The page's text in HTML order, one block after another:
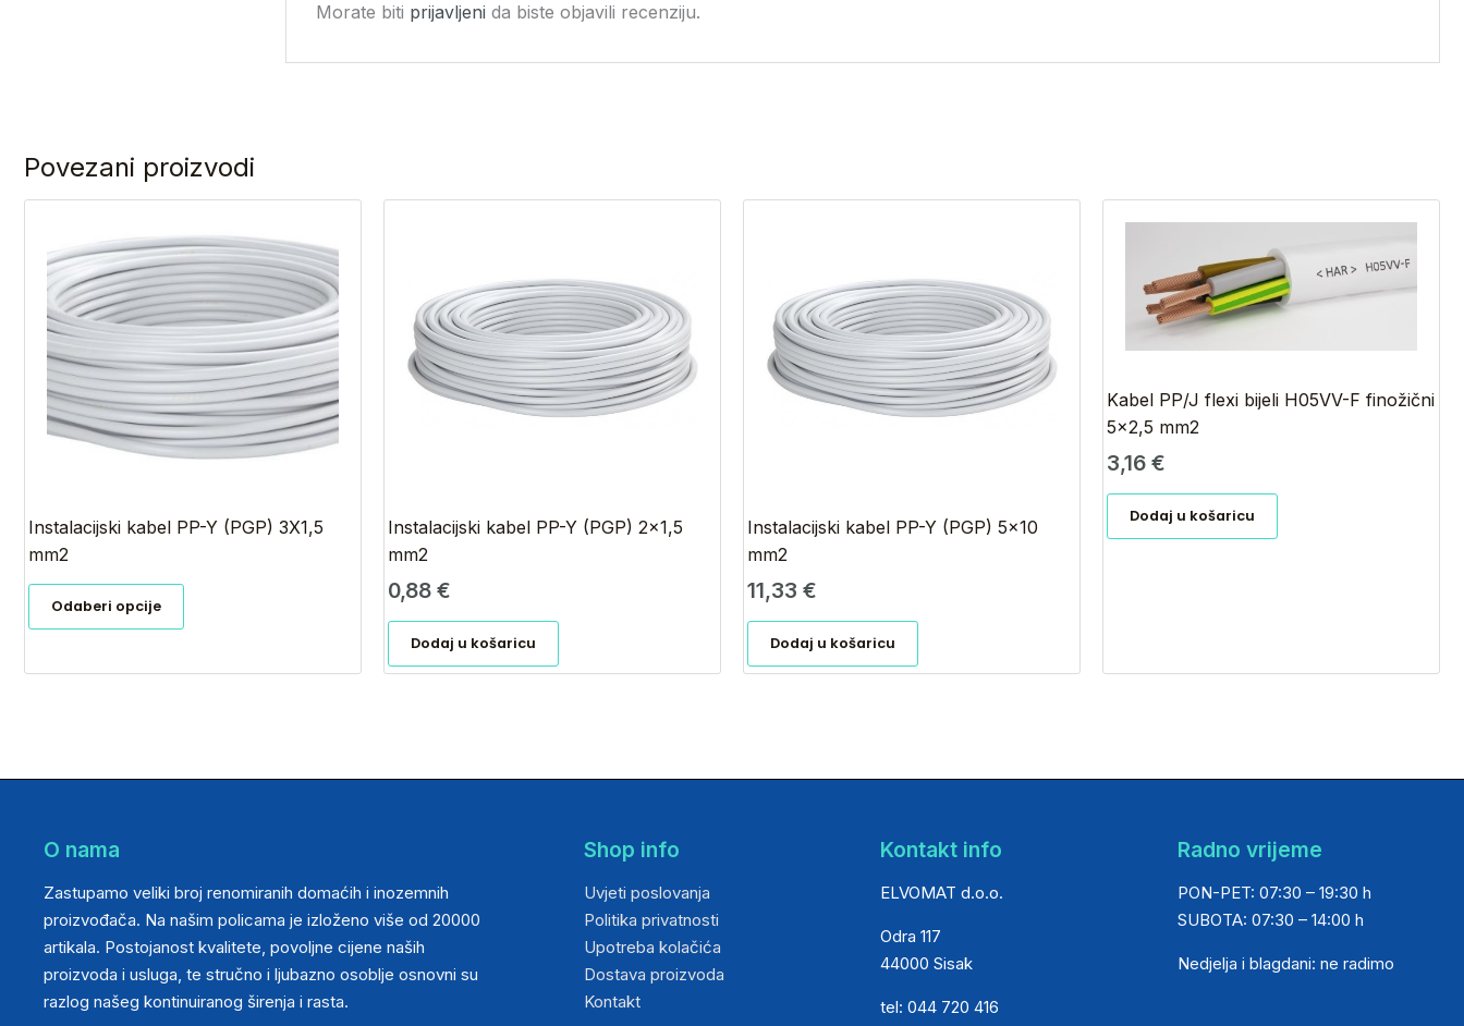
Morate biti prijavljeni da biste objavili recenziju.
Povezani proizvodi
Instalacijski kabel PP-Y (PGP) 3X1,5
mm2
Odaberi opcije
proizvod
ima
više
varijanti.
Opcije
se
mogu
odabrati
na
Instalacijski kabel PP-Y (PGP) 2×1,5
mm2
0,88€
Dodaj u košaricu
Instalacijski kabel PP-Y (PGP) 5×10
mm2
11,33€
Dodaj u košaricu
Kabel PP/J flexi bijeli H05VV-F finožični
5×2,5 mm2
3,16€
Dodaj u košaricu
O nama
Zastupamo veliki broj renomiranih domaćih i inozemnih
proizvođača. Na našim policama je izloženo više od 20000
artikala. Postojanost kvalitete, povoljne cijene naših
proizvoda i usluga, te stručno i ljubazno osoblje osnovni su
razlog našeg kontinuiranog širenja i rasta.
Shop info
Uvjeti poslovanja
Politika privatnosti
Upotreba kolačića
Dostava proizvoda
Kontakt
Kontakt info
ELVOMAT d.o.o.
Odra 117
44000 Sisak
tel: 044 720 416
Radno vrijeme
PON-PET: 07:30 – 19:30 h
SUBOTA: 07:30 – 14:00 h
Nedjelja i blagdani: ne radimo